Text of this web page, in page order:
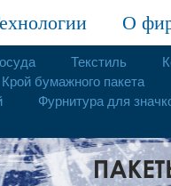
О
Текстиль
Крой бумажного пакета
Фурнитура для